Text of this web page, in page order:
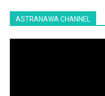
ASTRANAWA CHANNEL